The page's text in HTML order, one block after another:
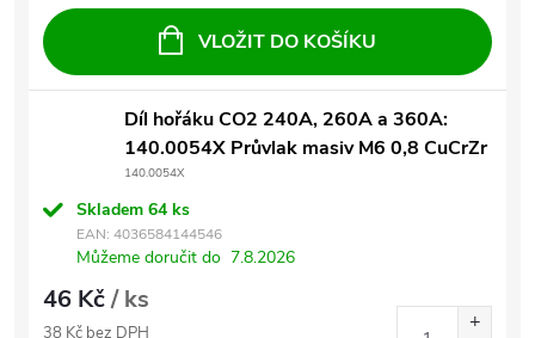
VLOŽIT DO KOŠÍKU
Díl hořáku CO2 240A, 260A a 360A:
140.0054X Průvlak masiv M6 0,8 CuCrZr
140.0054X
Skladem 64 ks
EAN: 4036584144546
Můžeme doručit do 7.8.2026
46 Kč/ ks
38 Kč bez DPH